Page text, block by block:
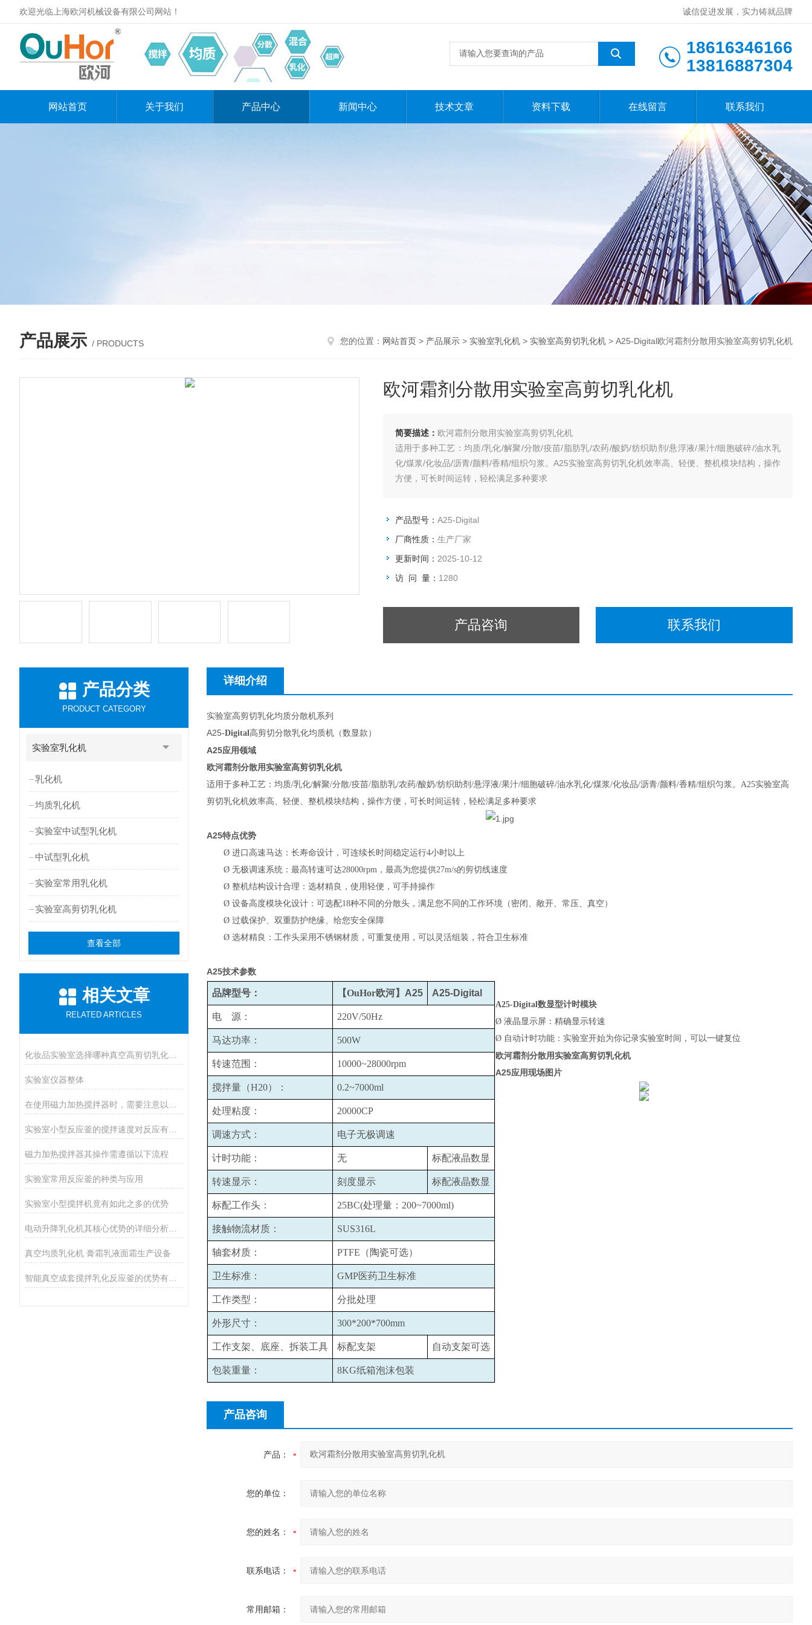
欢迎光临上海欧河机械设备有限公司网站！ 诚信促进发展，实力铸就品牌
18616346166
13816887304
网站首页 关于我们 产品中心 新闻中心 技术文章 资料下载 在线留言 联系我们
产品展示 / PRODUCTS 您的位置： 网站首页 > 产品展示 > 实验室乳化机 > 实验室高剪切乳化机 > A25-Digital欧河霜剂分散用实验室高剪切乳化机
欧河霜剂分散用实验室高剪切乳化机
简要描述： 欧河霜剂分散用实验室高剪切乳化机
适用于多种工艺：均质/乳化/解聚/分散/疫苗/脂肪乳/农药/酸奶/纺织助剂/悬浮液/果汁/细胞破碎/油水乳
化/煤浆/化妆品/沥青/颜料/香精/组织匀浆。A25实验室高剪切乳化机效率高、轻便、整机模块结构，操作
方便，可长时间运转，轻松满足多种要求
产品型号： A25-Digital
厂商性质： 生产厂家
更新时间： 2025-10-12
访 问 量： 1280
产品咨询 联系我们
产品分类
PRODUCT CATEGORY
实验室乳化机
乳化机
均质乳化机
实验室中试型乳化机
中试型乳化机
实验室常用乳化机
实验室高剪切乳化机
查看全部
相关文章
RELATED ARTICLES
实验室仪器整体
磁力加热搅拌器其操作需遵循以下流程
实验室常用反应釜的种类与应用
实验室小型搅拌机竟有如此之多的优势
真空均质乳化机 膏霜乳液面霜生产设备
详细介绍
实验室高剪切乳化均质分散机系列
A25-Digital高剪切分散乳化均质机（数显款）
A25应用领域
欧河霜剂分散用实验室高剪切乳化机
适用于多种工艺：均质/乳化/解聚/分散/疫苗/脂肪乳/农药/酸奶/纺织助剂/悬浮液/果汁/细胞破碎/油水乳化/煤浆/化妆品/沥青/颜料/香精/组织匀浆。A25实验室高
剪切乳化机效率高、轻便、整机模块结构，操作方便，可长时间运转，轻松满足多种要求
A25特点优势
Ø 进口高速马达：长寿命设计，可连续长时间稳定运行4小时以上
Ø 无极调速系统：最高转速可达28000rpm，最高为您提供27m/s的剪切线速度
Ø 整机结构设计合理：选材精良，使用轻便，可手持操作
Ø 设备高度模块化设计：可选配18种不同的分散头，满足您不同的工作环境（密闭、敞开、常压、真空）
Ø 过载保护、双重防护绝缘、给您安全保障
Ø 选材精良：工作头采用不锈钢材质，可重复使用，可以灵活组装，符合卫生标准
A25技术参数
品牌型号： 【OuHor欧河】 A25 A25-Digital
电 源： 220V/50Hz
马达功率： 500W
转速范围： 10000~28000rpm
搅拌量（H20）： 0.2~7000ml
处理粘度： 20000CP
调速方式： 电子无极调速
计时功能： 无 标配液晶数显
转速显示： 刻度显示 标配液晶数显
标配工作头： 25BC(处理量：200~7000ml)
接触物流材质： SUS316L
轴套材质： PTFE （陶瓷可选）
卫生标准： GMP医药卫生标准
工作类型： 分批处理
外形尺寸： 300*200*700mm
工作支架、底座、拆装工具 标配支架 自动支架可选
包装重量： 8KG纸箱泡沫包装
A25-Digital数显型计时模块
Ø 液晶显示屏：精确显示转速
Ø 自动计时功能：实验室开始为你记录实验室时间，可以一键复位
欧河霜剂分散用实验室高剪切乳化机
A25应用现场图片
产品咨询
产品：
您的单位：
您的姓名：
联系电话：
常用邮箱：